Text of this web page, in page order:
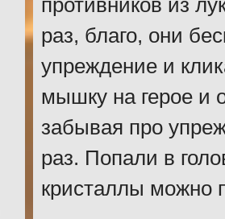
противников из
раз, благо, они
упреждение и
мышку на герое и
забывая про
раз. Попали в
кристаллы можно